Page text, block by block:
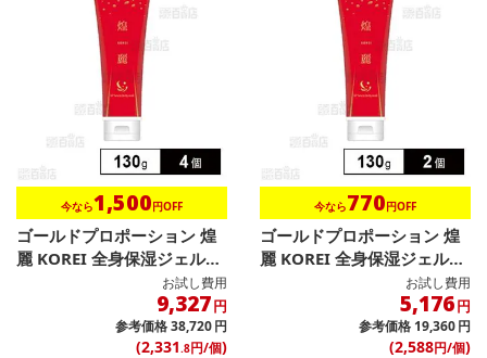
今なら1,500円OFF
ゴールドプロポーション 煌
麗 KOREI 全身保湿ジェル
お試し費用
9,327円
参考価格38,720円
(2,331 .8円/個)
今なら770円OFF
ゴールドプロポーション 煌
麗 KOREI 全身保湿ジェル
お試し費用
5,176円
参考価格19,360円
(2,588円/個)